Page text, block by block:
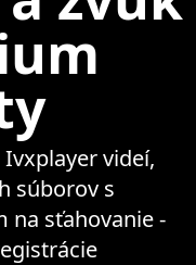
videí,
súborov s
na sťahovanie -